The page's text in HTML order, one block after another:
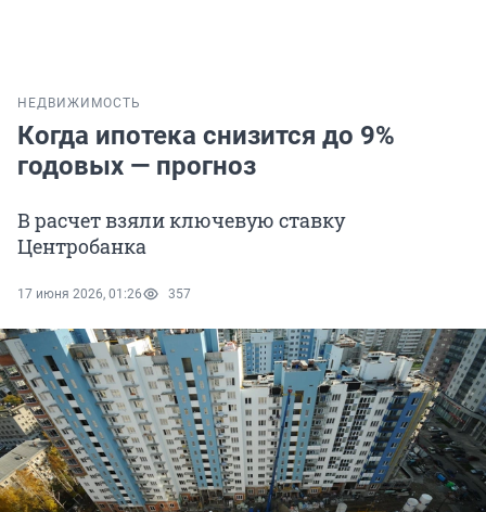
НЕДВИЖИМОСТЬ
Когда ипотека снизится до 9%
годовых — прогноз
В расчет взяли ключевую ставку
Центробанка
17 июня 2026, 01:26 357